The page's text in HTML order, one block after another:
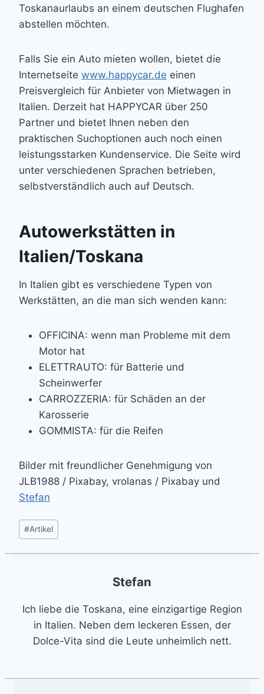
Toskanaurlaubs an einem deutschen Flughafen
abstellen möchten.
Falls Sie ein Auto mieten wollen, bietet die
Internetseite www.happycar.de einen
Preisvergleich für Anbieter von Mietwagen in
Italien. Derzeit hat HAPPYCAR über 250
Partner und bietet Ihnen neben den
praktischen Suchoptionen auch noch einen
leistungsstarken Kundenservice. Die Seite wird
unter verschiedenen Sprachen betrieben,
selbstverständlich auch auf Deutsch.
Autowerkstätten in
Italien/Toskana
In Italien gibt es verschiedene Typen von
Werkstätten, an die man sich wenden kann:
OFFICINA: wenn man Probleme mit dem
Motor hat
ELETTRAUTO: für Batterie und
Scheinwerfer
CARROZZERIA: für Schäden an der
Karosserie
GOMMISTA: für die Reifen
Bilder mit freundlicher Genehmigung von
JLB1988 / Pixabay, vrolanas / Pixabay und
Stefan
Post
Tags:
#Artikel
Stefan
Ich liebe die Toskana, eine einzigartige Region
in Italien. Neben dem leckeren Essen, der
Dolce-Vita sind die Leute unheimlich nett.